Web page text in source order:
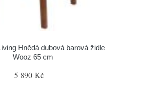
Hnědá dubová barová židle
Wooz 65 cm
5 890 Kč